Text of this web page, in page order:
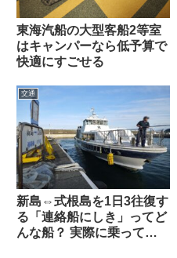
東海汽船の大型客船2等室
はキャンパーなら低予算で
快適にすごせる
交通
新島⇔式根島を1日3往復す
る「連絡船にしき」ってど
んな船？ 実際に乗ってみ